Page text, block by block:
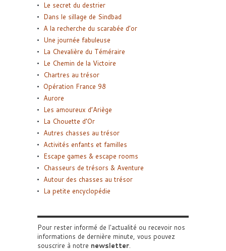
Le secret du destrier
Dans le sillage de Sindbad
A la recherche du scarabée d’or
Une journée fabuleuse
La Chevalière du Téméraire
Le Chemin de la Victoire
Chartres au trésor
Opération France 98
Aurore
Les amoureux d’Ariège
La Chouette d’Or
Autres chasses au trésor
Activités enfants et familles
Escape games & escape rooms
Chasseurs de trésors & Aventure
Autour des chasses au trésor
La petite encyclopédie
Pour rester informé de l'actualité ou recevoir nos
informations de dernière minute, vous pouvez
souscrire à notre newsletter.